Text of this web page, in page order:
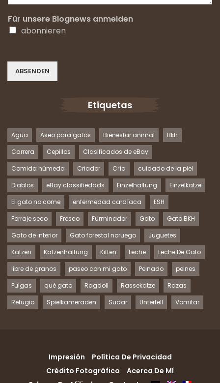
Für unsere Blognews anmelden
abonnieren
ABSENDEN
Etiquetas
Agua Aseo para gatos Bienestar animal
Bkh
Carrera
Cepillos
Clasificados de eBay
Comida húmeda
Criador Cría
cuidado de la piel
Diablos
eBay classifiedads Einzelhaltung
Einzelkatze
El gato no come
enfermedad cardíaca
ESH
Forraje seco
Fresco Furminador Gato
Gato BKH
Gato de interior
Gato forestal noruego
Juguetes
Katzen
Katzenhaltung Kitten Leche
Leche De Gato
libre de granos
paseo con mi gato Peinado
peines
Pulgas
qué gato Ragdoll Rassekatze
Razas
Refugio
Spielkameraden Sudar Unterfell Vomitar
Impresión
Política De Privacidad
Crédito Fotográfico
Acerca De Mí